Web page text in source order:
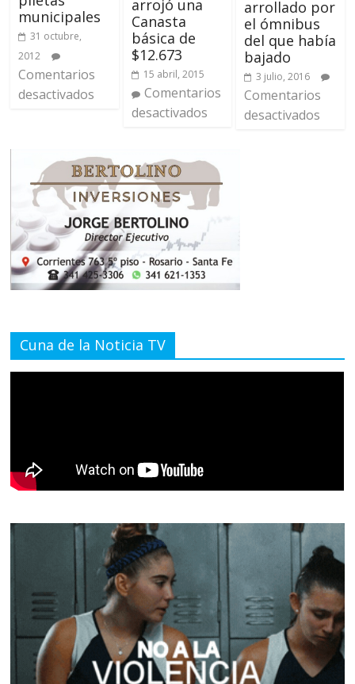
municipales
31 octubre,
2012
Comentarios
desactivados
arrojó una
Canasta
básica de
$12.673
15 abril, 2015
Comentarios
desactivados
arrollado por
el ómnibus
del que había
bajado
3 julio, 2016
Comentarios
desactivados
Cuna de la Noticia TV